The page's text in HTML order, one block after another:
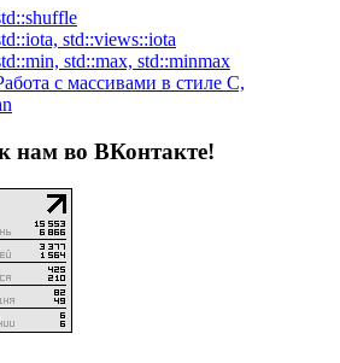
std::views::iota
std::max, std::minmax
с массивами в стиле C,
нам во ВКонтакте!